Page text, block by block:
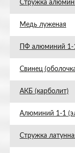
Стружка
Медь луженая
ПФ алюминий 1-
Свинец
АКБ (карболит)
Алюминий 1-1
Стружка